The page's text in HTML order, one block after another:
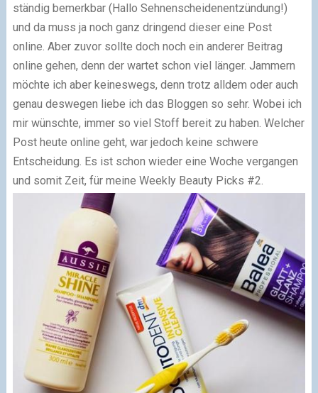
ständig bemerkbar (Hallo Sehnenscheidenentzündung!)
und da muss ja noch ganz dringend dieser eine Post
online. Aber zuvor sollte doch noch ein anderer Beitrag
online gehen, denn der wartet schon viel länger. Jammern
möchte ich aber keineswegs, denn trotz alldem oder auch
genau deswegen liebe ich das Bloggen so sehr. Wobei ich
mir wünschte, immer so viel Stoff bereit zu haben. Welcher
Post heute online geht, war jedoch keine schwere
Entscheidung. Es ist schon wieder eine Woche vergangen
und somit Zeit, für meine Weekly Beauty Picks #2.